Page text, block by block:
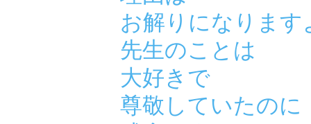
お解りになります
先生のことは
大好きで
尊敬していたのに